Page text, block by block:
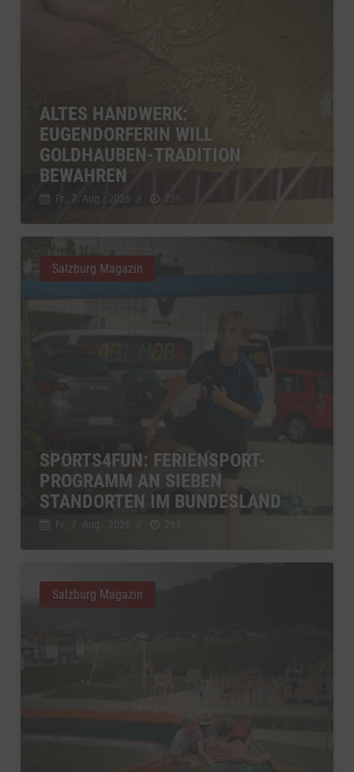
ALTES HANDWERK:
EUGENDORFERIN WILL
GOLDHAUBEN-TRADITION
BEWAHREN
Fr., 7. Aug.. 2026 // 259
SPORTS4FUN: FERIENSPORT-
PROGRAMM AN SIEBEN
STANDORTEN IM BUNDESLAND
Fr., 7. Aug.. 2026 263
Salzburg Magazin
Salzburg Magazin